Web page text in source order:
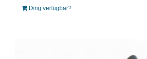
Ding verfügbar?